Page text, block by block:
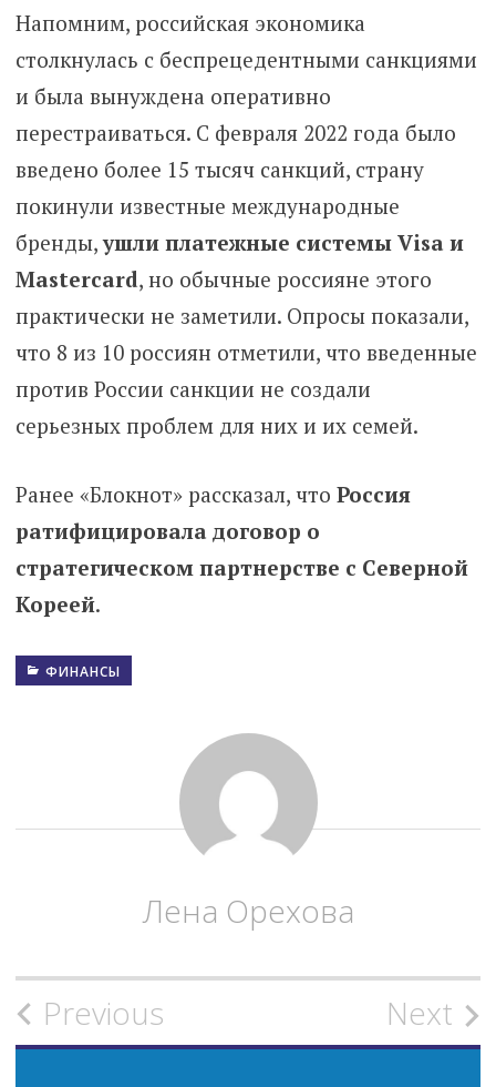
Напомним, российская экономика
столкнулась с беспрецедентными санкциями
и была вынуждена оперативно
перестраиваться. С февраля 2022 года было
введено более 15 тысяч санкций, страну
покинули известные международные
бренды,ушли платежные системы Visa и
Mastercard, но обычные россияне этого
практически не заметили. Опросы показали,
что 8 из 10 россиян отметили, что введенные
против России санкции не создали
серьезных проблем для них и их семей.
Ранее «Блокнот» рассказал, что Россия
ратифицировала договор о
стратегическом партнерстве с Северной
Кореей.
ФИНАНСЫ
Лена Орехова
P Previous Next